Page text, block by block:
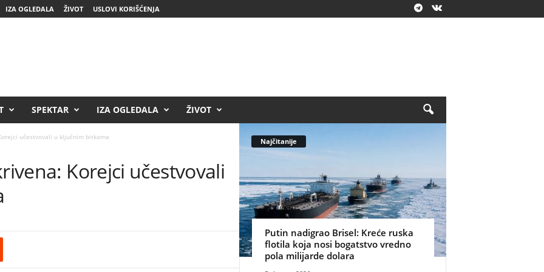
IZA OGLEDALA ŽIVOT USLOVI KORIŠĆENJA
SPEKTAR IZA OGLEDALA ŽIVOT
učestvovali u ključnim bitkama
Korejci učestvovali
Najčitanije
Putin nadigrao Brisel: Kreće ruska
flotila koja nosi bogatstvo vredno
pola milijarde dolara